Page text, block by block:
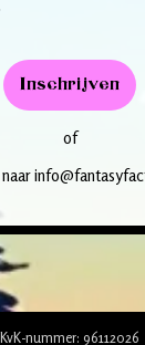
Inschrijven
of
KvK-nummer: 96112026